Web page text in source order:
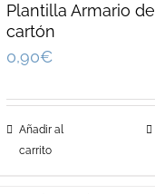
Plantilla Armario de
cartón
0,90€
Añadir al
carrito